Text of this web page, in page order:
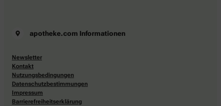
apotheke.com Informationen
Newsletter
Kontakt
Nutzungsbedingungen
Datenschutzbestimmungen
Impressum
Barrierefreiheitserklärung